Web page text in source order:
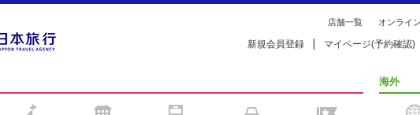
店舗一覧 オンライ
新規会員登録 マイページ(予約確認)
海外